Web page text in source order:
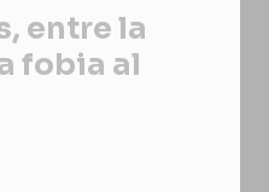
entre la
fobia al